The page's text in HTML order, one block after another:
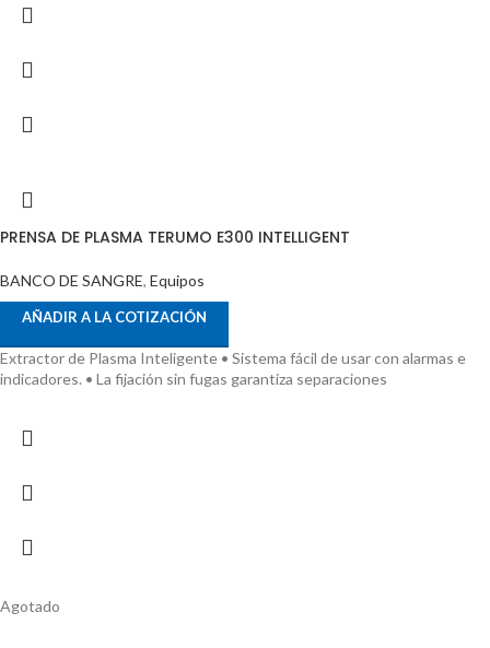
PRENSA DE PLASMA TERUMO E300 INTELLIGENT
BANCO DE SANGRE, Equipos
AÑADIR A LA COTIZACIÓN
Extractor de Plasma Inteligente • Sistema fácil de usar con alarmas e
indicadores. • La fijación sin fugas garantiza separaciones
Agotado